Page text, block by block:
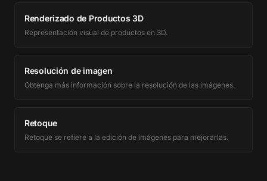
Renderizado de Productos 3D
Representación visual de productos en 3D.
Resolución de imagen
Obtenga más información sobre la resolución de las imágenes.
Retoque
Retoque se refiere a la edición de imágenes para mejorarlas.